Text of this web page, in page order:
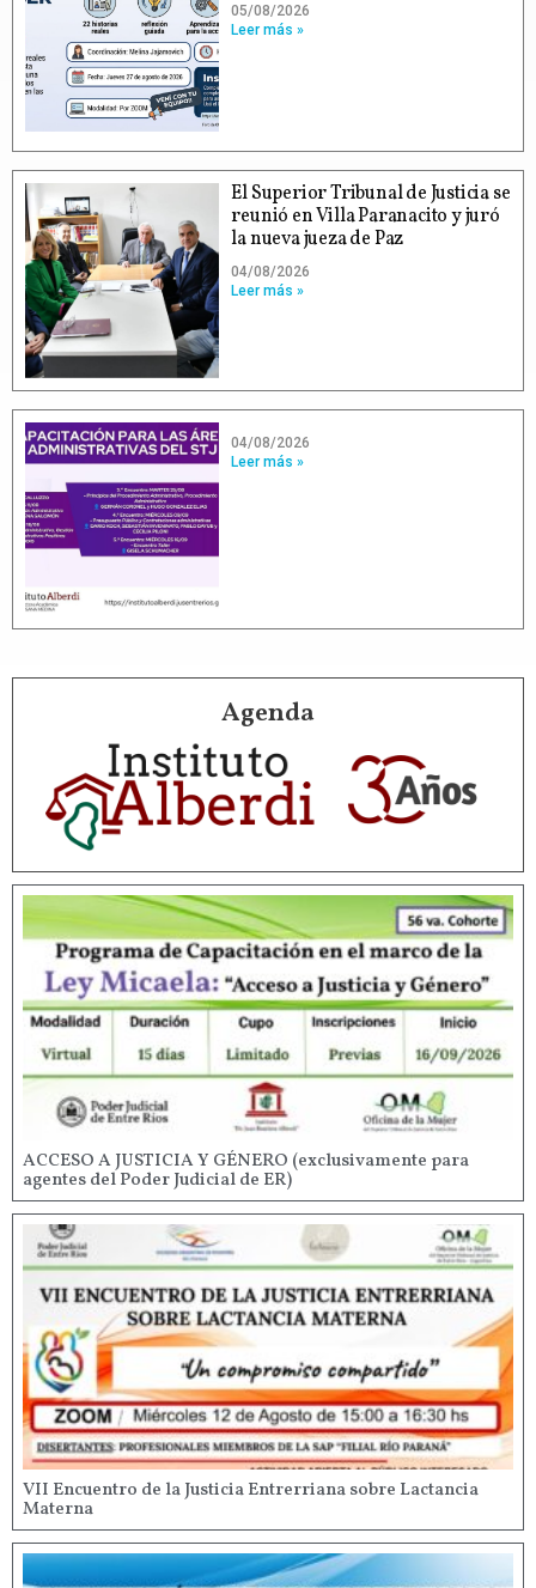
05/08/2026
Leer más »
El Superior Tribunal de Justicia se
reunió en Villa Paranacito y juró
la nueva jueza de Paz
04/08/2026
Leer más »
04/08/2026
Leer más »
Agenda
ACCESO A JUSTICIA Y GÉNERO (exclusivamente para
agentes del Poder Judicial de ER)
VII Encuentro de la Justicia Entrerriana sobre Lactancia
Materna